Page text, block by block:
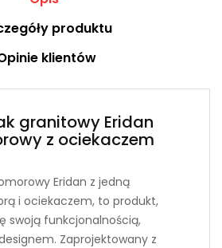
produktu
klientów
granitowy Eridan
z ociekaczem
Eridan z jedną
i ociekaczem, to produkt,
swoją funkcjonalnością,
Zaprojektowany z